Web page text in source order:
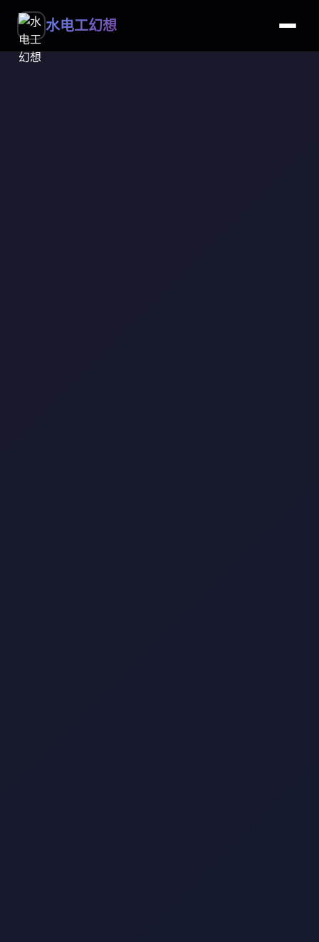
水电工幻想